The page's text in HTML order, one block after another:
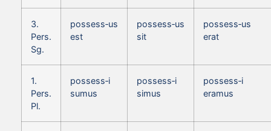
3.
Pers.
Sg.
possess‑us
est
possess‑us
sit
possess‑us
erat
1.
Pers.
Pl.
possess‑i
sumus
possess‑i
simus
possess‑i
eramus